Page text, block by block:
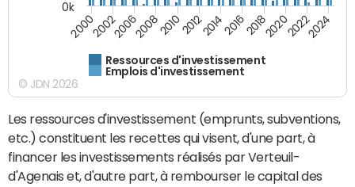
Ressources d'investissement
Emplois d'investissement
200020022006200820102012201420162018202020222024
0k
© JDN 2026
Les ressources d'investissement (emprunts, subventions,
etc.) constituent les recettes qui visent, d'une part, à
financer les investissements réalisés par Verteuil-
d'Agenais et, d'autre part, à rembourser le capital des